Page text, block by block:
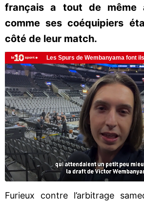
français a tout de même
comme ses coéquipiers
côté de leur match.
Furieux contre l’arbitrage